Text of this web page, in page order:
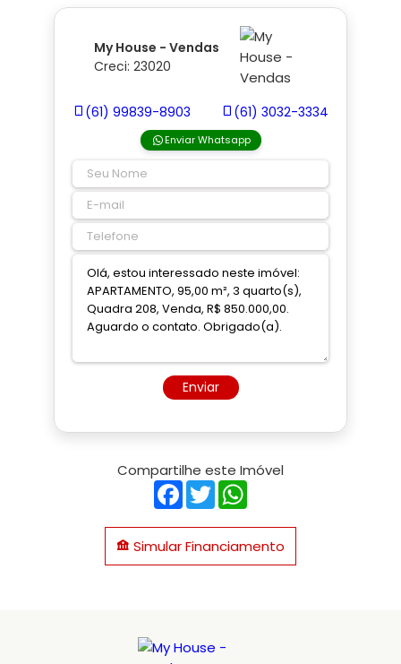
My House - Vendas
Creci: 23020
(61) 99839-8903 (61) 3032-3334
Enviar Whatsapp
Enviar
Compartilhe este Imóvel
Facebook
Twitter
Simular Financiamento